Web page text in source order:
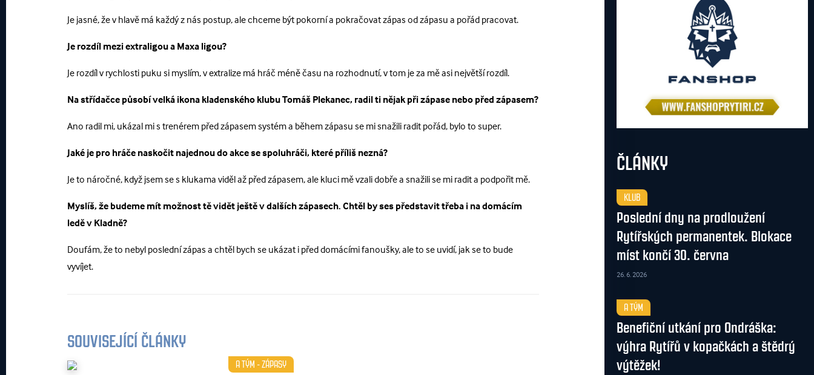
Je jasné, že v hlavě má každý z nás postup, ale chceme být pokorní a pokračovat zápas od zápasu a pořád pracovat.
Je rozdíl mezi extraligou a Maxa ligou?
Je rozdíl v rychlosti puku si myslím, v extralize má hráč méně času na rozhodnutí, v tom je za mě asi největší rozdíl.
Na střídačce působí velká ikona kladenského klubu Tomáš Plekanec, radil ti nějak při zápase nebo před zápasem?
Ano radil mi, ukázal mi s trenérem před zápasem systém a během zápasu se mi snažili radit pořád, bylo to super.
Jaké je pro hráče naskočit najednou do akce se spoluhráči, které příliš nezná?
Je to náročné, když jsem se s klukama viděl až před zápasem, ale kluci mě vzali dobře a snažili se mi radit a podpořit mě.
Myslíš, že budeme mít možnost tě vidět ještě v dalších zápasech. Chtěl by ses představit třeba i na domácím
ledě v Kladně?
Doufám, že to nebyl poslední zápas a chtěl bych se ukázat i před domácími fanoušky, ale to se uvidí, jak se to bude
vyvíjet.
SOUVISEJÍCÍ ČLÁNKY
A TÝM - ZÁPASY
ČLÁNKY
KLUB
Poslední dny na prodloužení
Rytířských permanentek. Blokace
míst končí 30. června
26. 6. 2026
A TÝM
Benefiční utkání pro Ondráška:
výhra Rytířů v kopačkách a štědrý
výtěžek!